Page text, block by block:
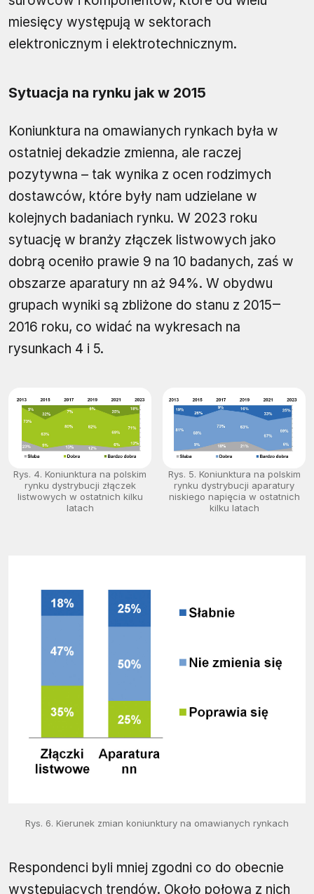
miesięcy występują w sektorach
elektronicznym i elektrotechnicznym.
Sytuacja na rynku jak w 2015
Koniunktura na omawianych rynkach była w
ostatniej dekadzie zmienna, ale raczej
pozytywna – tak wynika z ocen rodzimych
dostawców, które były nam udzielane w
kolejnych badaniach rynku. W 2023 roku
sytuację w branży złączek listwowych jako
dobrą oceniło prawie 9 na 10 badanych, zaś w
obszarze aparatury nn aż 94%. W obydwu
grupach wyniki są zbliżone do stanu z 2015‒
2016 roku, co widać na wykresach na
rysunkach 4 i 5.
Rys. 4. Koniunktura na polskim
rynku dystrybucji złączek
listwowych w ostatnich kilku
latach
Rys. 5. Koniunktura na polskim
rynku dystrybucji aparatury
niskiego napięcia w ostatnich
kilku latach
Rys. 6. Kierunek zmian koniunktury na omawianych rynkach
Respondenci byli mniej zgodni co do obecnie
występujących trendów. Około połowa z nich